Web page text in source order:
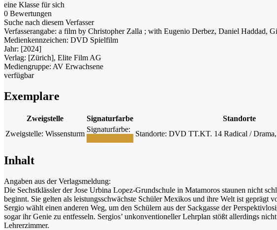
eine Klasse für sich
0 Bewertungen
Suche nach diesem Verfasser
Verfasserangabe: a film by Christopher Zalla ; with Eugenio Derbez, Daniel Haddad,
Medienkennzeichen: DVD Spielfilm
Jahr: [2024]
Verlag: [Zürich], Elite Film AG
Mediengruppe: AV Erwachsene
verfügbar
Exemplare
Zweigstelle Signaturfarbe Standorte
Zweigstelle: Wissensturm
Signaturfarbe:
Standorte: DVD TT.KT. 14 Radical /
Inhalt
Angaben aus der Verlagsmeldung:
Die Sechstklässler der Jose Urbina Lopez-Grundschule in Matamoros staunen nicht
beginnt. Sie gelten als leistungsschwächste Schüler Mexikos und ihre Welt ist
Sergio wählt einen anderen Weg, um den Schülern aus der Sackgasse der
sogar ihr Genie zu entfesseln. Sergios’ unkonventioneller Lehrplan stößt allerdings
Lehrerzimmer.